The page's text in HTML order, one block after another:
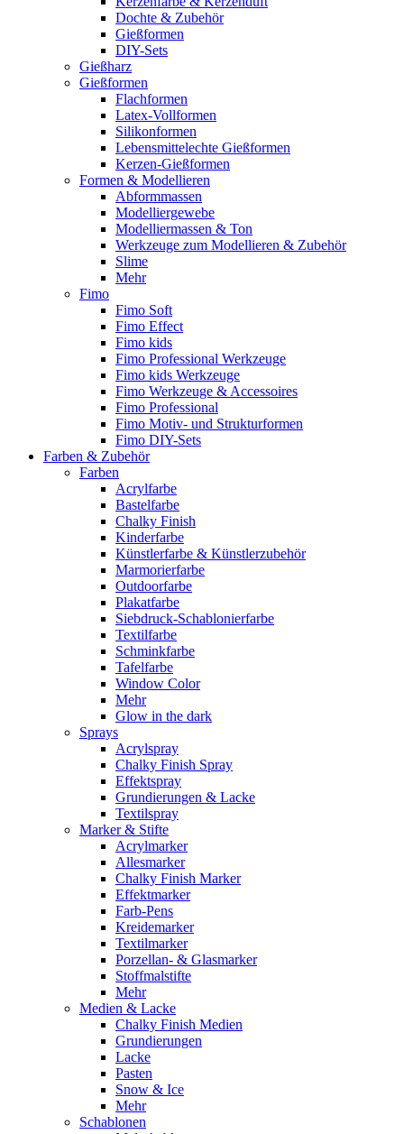
Dochte & Zubehör
Gießformen
DIY-Sets
Gießharz
Gießformen
Flachformen
Latex-Vollformen
Silikonformen
Lebensmittelechte Gießformen
Kerzen-Gießformen
Formen & Modellieren
Abformmassen
Modelliergewebe
Modelliermassen & Ton
Werkzeuge zum Modellieren & Zubehör
Slime
Mehr
Fimo
Fimo Soft
Fimo Effect
Fimo kids
Fimo Professional Werkzeuge
Fimo kids Werkzeuge
Fimo Werkzeuge & Accessoires
Fimo Professional
Fimo Motiv- und Strukturformen
Fimo DIY-Sets
Farben & Zubehör
Farben
Acrylfarbe
Bastelfarbe
Chalky Finish
Kinderfarbe
Künstlerfarbe & Künstlerzubehör
Marmorierfarbe
Outdoorfarbe
Plakatfarbe
Siebdruck-Schablonierfarbe
Textilfarbe
Schminkfarbe
Tafelfarbe
Window Color
Mehr
Glow in the dark
Sprays
Acrylspray
Chalky Finish Spray
Effektspray
Grundierungen & Lacke
Textilspray
Marker & Stifte
Acrylmarker
Allesmarker
Chalky Finish Marker
Effektmarker
Farb-Pens
Kreidemarker
Textilmarker
Porzellan- & Glasmarker
Stoffmalstifte
Mehr
Medien & Lacke
Chalky Finish Medien
Grundierungen
Lacke
Pasten
Snow & Ice
Mehr
Schablonen